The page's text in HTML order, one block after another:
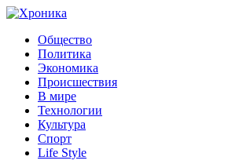
Общество
Политика
Экономика
Происшествия
В мире
Технологии
Культура
Спорт
Life Style